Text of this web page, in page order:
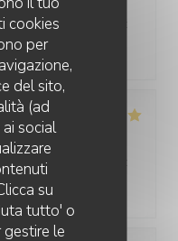
cookies
per
del sito,
(ad
social
su
tutto' o
gestire le
:4/5 Qualità / Prezzo
:5/5 Qualità / Prezzo